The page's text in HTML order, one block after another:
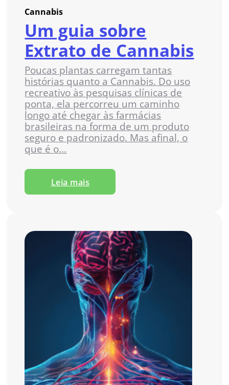
Cannabis
Um guia sobre
Extrato de Cannabis
Poucas plantas carregam tantas
histórias quanto a Cannabis. Do uso
recreativo às pesquisas clínicas de
ponta, ela percorreu um caminho
longo até chegar às farmácias
brasileiras na forma de um produto
seguro e padronizado. Mas afinal, o
que é o...
Leia mais